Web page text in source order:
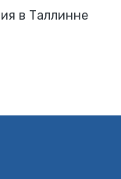
в Таллинне